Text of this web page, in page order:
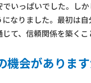
いっぱいでした。し
なりました。最初は
て、信頼関係を築くこ
機会があります